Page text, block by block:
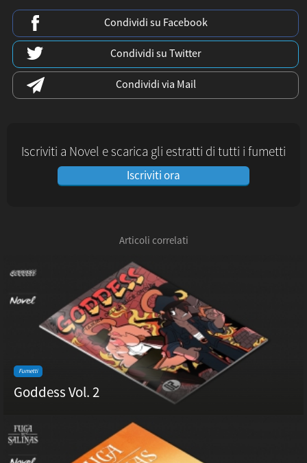
Condividi su Facebook
Condividi su Twitter
Condividi via Mail
Iscriviti a Novel e scarica gli estratti di tutti i fumetti
Iscriviti ora
Articoli correlati
Fumetti
Goddess Vol. 2